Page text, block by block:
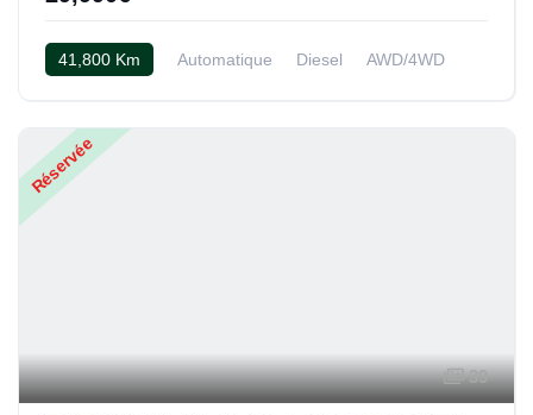
41,800 Km Automatique Diesel
AWD/4WD
Réservée
39